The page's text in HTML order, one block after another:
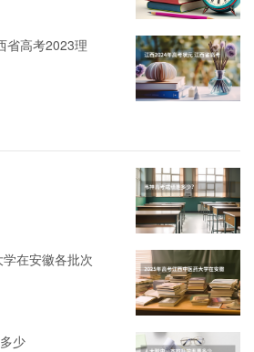
省高考2023理
在安徽各批次
少